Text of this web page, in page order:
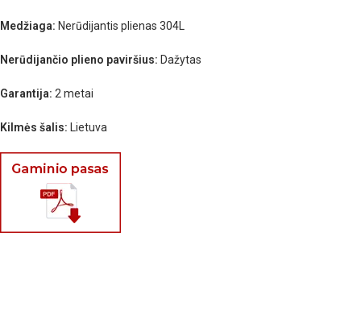
Medžiaga: Nerūdijantis plienas 304L
Nerūdijančio plieno paviršius: Dažytas
Garantija: 2 metai
Kilmės šalis: Lietuva